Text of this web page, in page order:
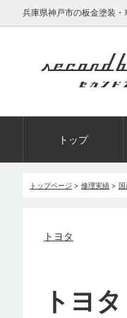
兵庫県神戸市の板金塗装
トップ
トップページ > 修理実績 > 国
トヨタ
トヨ